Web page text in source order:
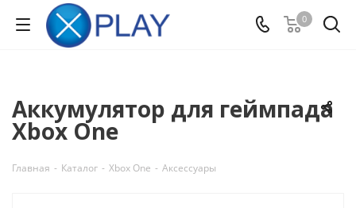
0
Аккумулятор для геймпада
Xbox One
Главная - Каталог - Xbox One - Аксессуары